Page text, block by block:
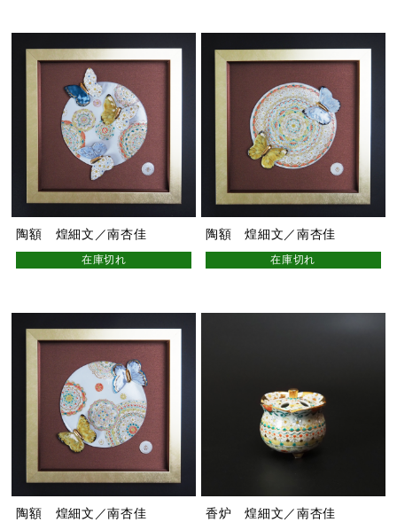
陶額 煌細文／南杏佳
在庫切れ
陶額 煌細文／南杏佳
在庫切れ
陶額 煌細文／南杏佳 香炉 煌細文／南杏佳